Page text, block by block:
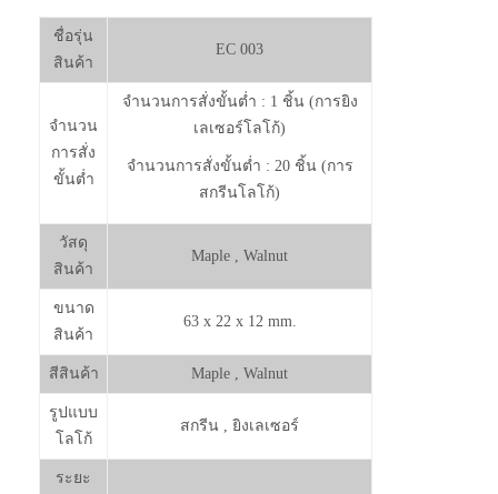
ชื่อรุ่น
สินค้า
EC 003
จำนวน
การสั่ง
ขั้นต่ำ
จำนวนการสั่งขั้นต่ำ : 1 ชิ้น (การยิง
เลเซอร์โลโก้)
จำนวนการสั่งขั้นต่ำ : 20 ชิ้น (การ
สกรีนโลโก้)
วัสดุ
สินค้า
Maple , Walnut
ขนาด
สินค้า
63 x 22 x 12 mm.
สีสินค้า Maple , Walnut
รูปแบบ
โลโก้
สกรีน , ยิงเลเซอร์
ระยะ